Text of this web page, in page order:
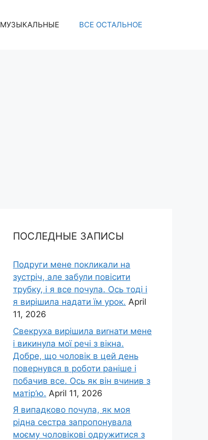
МУЗЫКАЛЬНЫЕ ВСЕ ОСТАЛЬНОЕ
ПОСЛЕДНЫЕ ЗАПИСЫ
Подруги мене покликали на
зустріч, але забули повісити
трубку, і я все почула. Ось тоді і
я вирішила надати їм урок. April
11, 2026
Свекруха вирішила виrнати мене
і викинула мої речі з вікна.
Добре, що чоловік в цей день
повернувся в роботи раніше і
побачив все. Ось як він вчинив з
матір’ю. April 11, 2026
Я випадково почула, як моя
рідна сестра запропонувала
моєму чоловікові одружитися з